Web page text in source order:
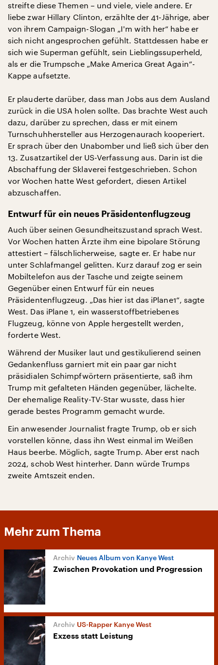
streifte diese Themen – und viele, viele andere. Er
liebe zwar Hillary Clinton, erzählte der 41-Jährige, aber
von ihrem Campaign-Slogan „I'm with her“ habe er
sich nicht angesprochen gefühlt. Stattdessen habe er
sich wie Superman gefühlt, sein Lieblingssuperheld,
als er die Trumpsche „Make America Great Again“-
Kappe aufsetzte.
Er plauderte darüber, dass man Jobs aus dem Ausland
zurück in die USA holen sollte. Das brachte West auch
dazu, darüber zu sprechen, dass er mit einem
Turnschuhhersteller aus Herzogenaurach kooperiert.
Er sprach über den Unabomber und ließ sich über den
13. Zusatzartikel der US-Verfassung aus. Darin ist die
Abschaffung der Sklaverei festgeschrieben. Schon
vor Wochen hatte West gefordert, diesen Artikel
abzuschaffen.
Entwurf für ein neues Präsidentenflugzeug
Auch über seinen Gesundheitszustand sprach West.
Vor Wochen hatten Ärzte ihm eine bipolare Störung
attestiert – fälschlicherweise, sagte er. Er habe nur
unter Schlafmangel gelitten. Kurz darauf zog er sein
Mobiltelefon aus der Tasche und zeigte seinem
Gegenüber einen Entwurf für ein neues
Präsidentenflugzeug. „Das hier ist das iPlane1“, sagte
West. Das iPlane 1, ein wasserstoffbetriebenes
Flugzeug, könne von Apple hergestellt werden,
forderte West.
Während der Musiker laut und gestikulierend seinen
Gedankenfluss garniert mit ein paar gar nicht
präsidialen Schimpfwörtern präsentierte, saß ihm
Trump mit gefalteten Händen gegenüber, lächelte.
Der ehemalige Reality-TV-Star wusste, dass hier
gerade bestes Programm gemacht wurde.
Ein anwesender Journalist fragte Trump, ob er sich
vorstellen könne, dass ihn West einmal im Weißen
Haus beerbe. Möglich, sagte Trump. Aber erst nach
2024, schob West hinterher. Dann würde Trumps
zweite Amtszeit enden.
Mehr zum Thema
Neues Album von Kanye West
Zwischen Provokation und Progression
US-Rapper Kanye West
Exzess statt Leistung